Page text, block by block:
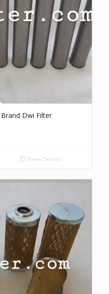
Dwi Filter
Show Details